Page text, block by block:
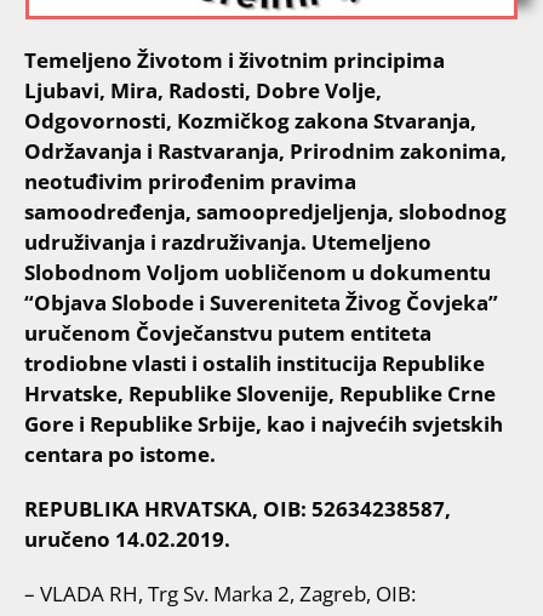
Temeljeno Životom i životnim principima
Ljubavi, Mira, Radosti, Dobre Volje,
Odgovornosti, Kozmičkog zakona Stvaranja,
Održavanja i Rastvaranja, Prirodnim zakonima,
neotuđivim prirođenim pravima
samoodređenja, samoopredjeljenja, slobodnog
udruživanja i razdruživanja. Utemeljeno
Slobodnom Voljom uobličenom u dokumentu
“Objava Slobode i Suvereniteta Živog Čovjeka”
uručenom Čovječanstvu putem entiteta
trodiobne vlasti i ostalih institucija Republike
Hrvatske, Republike Slovenije, Republike Crne
Gore i Republike Srbije, kao i najvećih svjetskih
centara po istome.
REPUBLIKA HRVATSKA, OIB: 52634238587,
uručeno 14.02.2019.
– VLADA RH, Trg Sv. Marka 2, Zagreb, OIB: